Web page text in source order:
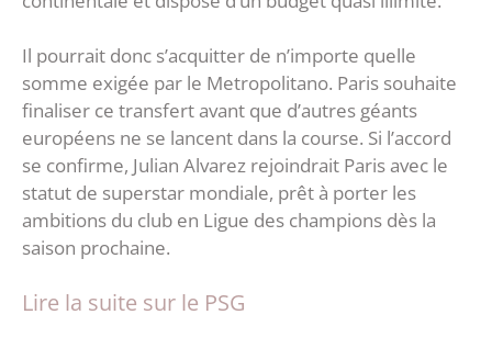
Il pourrait donc s’acquitter de n’importe quelle
somme exigée par le Metropolitano. Paris souhaite
finaliser ce transfert avant que d’autres géants
européens ne se lancent dans la course. Si l’accord
se confirme, Julian Alvarez rejoindrait Paris avec le
statut de superstar mondiale, prêt à porter les
ambitions du club en Ligue des champions dès la
saison prochaine.
Lire la suite sur le PSG